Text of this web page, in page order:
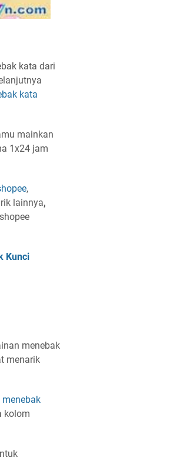
kata dari
kata
mainkan
1x24 jam
,
lainnya,
Kunci
menebak
menarik
menebak
kolom